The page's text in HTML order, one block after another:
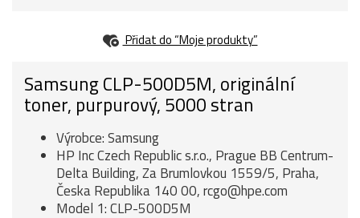
Přidat do “Moje produkty”
Samsung CLP-500D5M, originální
toner, purpurový, 5000 stran
Výrobce: Samsung
HP Inc Czech Republic s.r.o., Prague BB Centrum-
Delta Building, Za Brumlovkou 1559/5, Praha,
Česka Republika 140 00, rcgo@hpe.com
Model 1: CLP-500D5M